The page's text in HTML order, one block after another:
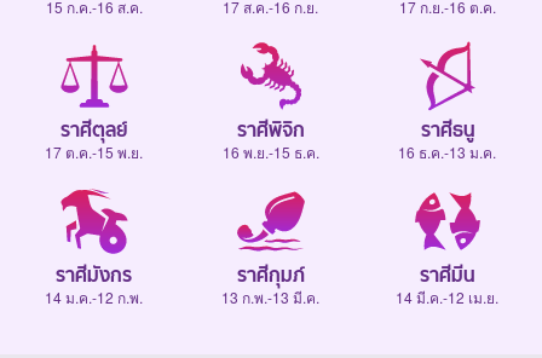
15 ก.ค.-16 ส.ค. 17 ส.ค.-16 ก.ย. 17 ก.ย.-16 ต.ค.
ราศีตุลย์
17 ต.ค.-15 พ.ย.
ราศีพิจิก
16 พ.ย.-15 ธ.ค.
ราศีธนู
16 ธ.ค.-13 ม.ค.
ราศีมังกร
14 ม.ค.-12 ก.พ.
ราศีกุมภ์
13 ก.พ.-13 มี.ค.
ราศีมีน
14 มี.ค.-12 เม.ย.